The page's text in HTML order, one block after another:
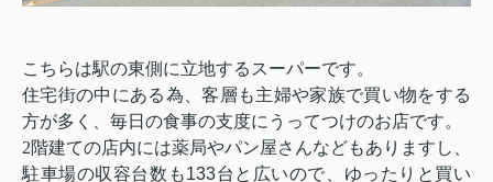
こちらは駅の東側に立地するスーパーです。
住宅街の中にある為、客層も主婦や家族で買い物をする
方が多く、毎日の食事の支度にうってつけのお店です。
2階建ての店内には薬局やパン屋さんなどもありますし、
駐車場の収容台数も133台と広いので、ゆったりと買い